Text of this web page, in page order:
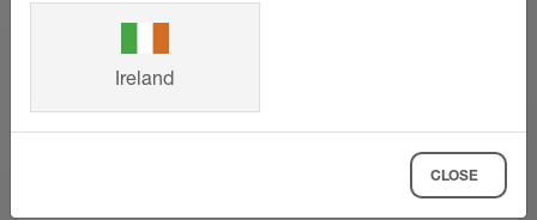
intelligenta lösningar från Schlüter-
Systems som bidrar till ett snyggt
formspråk och lång livslängd. Titta på
andra kunders färdiga bygg- och
renoveringsprojekt och hämta inspiration
Ireland
CLOSE